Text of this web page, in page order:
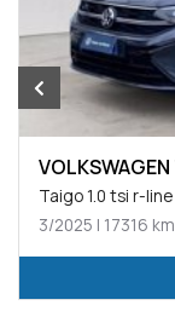
Taigo 1.0 tsi r-line
3/2025 | 17316